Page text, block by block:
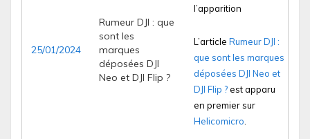
25/01/2024
Rumeur DJI : que
sont les
marques
déposées DJI
Neo et DJI Flip ?
l’apparition
L’article Rumeur DJI :
que sont les marques
déposées DJI Neo et
DJI Flip ?est apparu
en premier sur
Helicomicro